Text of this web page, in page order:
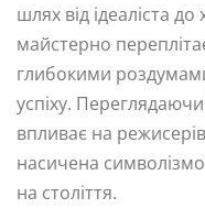
шлях від ідеаліста
майстерно
глибокими
успіху.
впливає на
насичена
на століття.